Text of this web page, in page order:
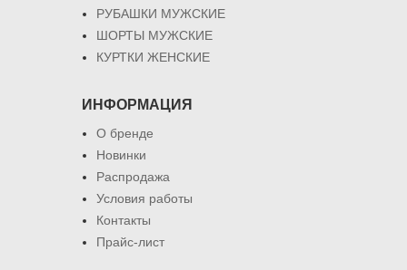
РУБАШКИ МУЖСКИЕ
ШОРТЫ МУЖСКИЕ
КУРТКИ ЖЕНСКИЕ
ИНФОРМАЦИЯ
О бренде
Новинки
Распродажа
Условия работы
Контакты
Прайс-лист